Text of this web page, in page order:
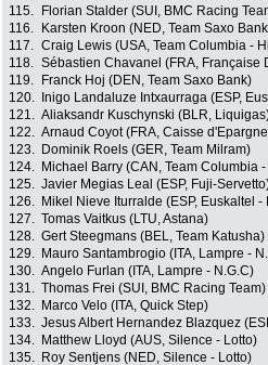
115.
Florian Stalder (SUI, BMC Racing
116.
Karsten Kroon (NED, Team Saxo
117. Craig Lewis (USA, Team Columbia -
118. Sébastien Chavanel (FRA, Française
119.
Franck Hoj (DEN, Team Saxo Bank)
120.
Inigo Landaluze Intxaurraga (ESP,
121. Aliaksandr Kuschynski (BLR,
122. Arnaud Coyot (FRA, Caisse
123.
Dominik Roels (GER, Team Milram)
124.
Michael Barry (CAN, Team Columbia
125. Javier Megias Leal (ESP, Fuji-
126.
Mikel Nieve Iturralde (ESP, Euskaltel -
127. Tomas Vaitkus (LTU, Astana)
128. Gert Steegmans (BEL, Team Katusha)
129.
Mauro Santambrogio (ITA, Lampre -
130. Angelo Furlan (ITA, Lampre - N.G.C)
131. Thomas Frei (SUI, BMC Racing Team)
132.
Marco Velo (ITA, Quick Step)
133. Jesus Albert Hernandez Blazquez
134.
Matthew Lloyd (AUS, Silence - Lotto)
135.
Roy Sentjens (NED, Silence - Lotto)